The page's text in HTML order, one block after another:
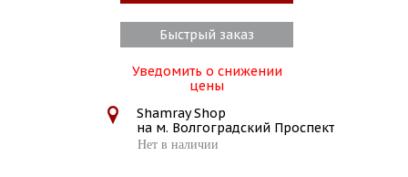
Быстрый заказ
Уведомить о снижении
цены
Shamray Shop
на м. Волгоградский Проспект
Нет в наличии